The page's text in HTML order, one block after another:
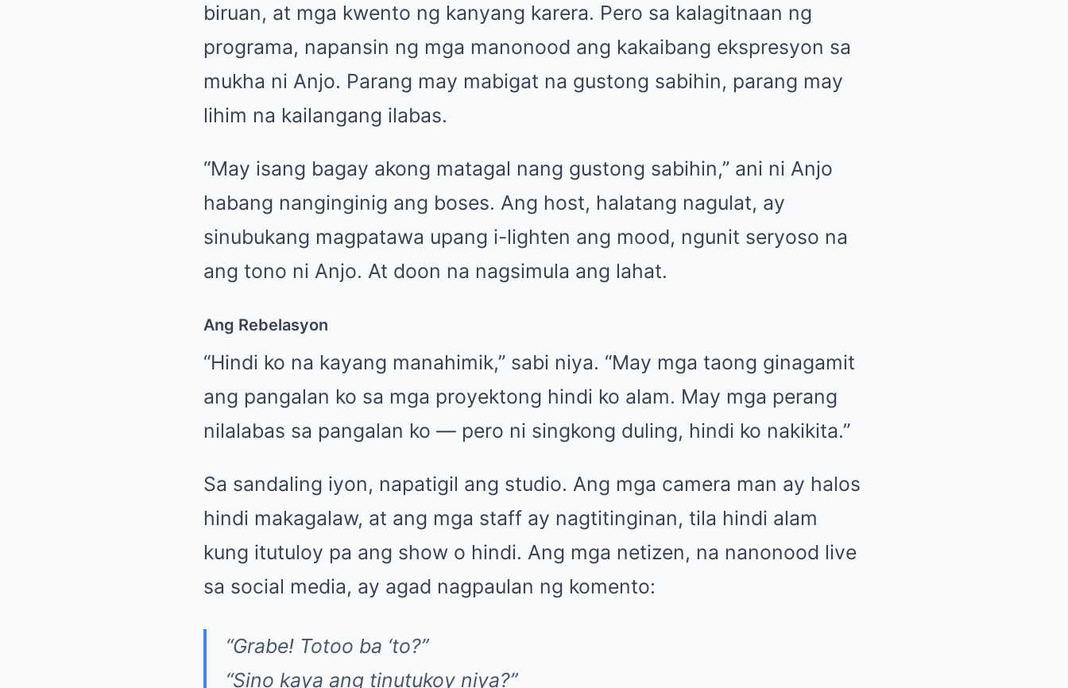
biruan, at mga kwento ng kanyang karera. Pero sa kalagitnaan ng
programa, napansin ng mga manonood ang kakaibang ekspresyon sa
mukha ni Anjo. Parang may mabigat na gustong sabihin, parang may
lihim na kailangang ilabas.
“May isang bagay akong matagal nang gustong sabihin,” ani ni Anjo
habang nanginginig ang boses. Ang host, halatang nagulat, ay
sinubukang magpatawa upang i-lighten ang mood, ngunit seryoso na
ang tono ni Anjo. At doon na nagsimula ang lahat.
Ang Rebelasyon
“Hindi ko na kayang manahimik,” sabi niya. “May mga taong ginagamit
ang pangalan ko sa mga proyektong hindi ko alam. May mga perang
nilalabas sa pangalan ko — pero ni singkong duling, hindi ko nakikita.”
Sa sandaling iyon, napatigil ang studio. Ang mga camera man ay halos
hindi makagalaw, at ang mga staff ay nagtitinginan, tila hindi alam
kung itutuloy pa ang show o hindi. Ang mga netizen, na nanonood live
sa social media, ay agad nagpaulan ng komento:
“Grabe! Totoo ba ‘to?”
“Sino kaya ang tinutukoy niya?”